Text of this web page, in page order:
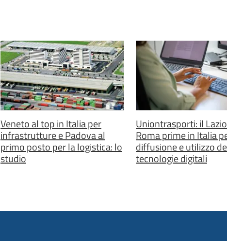
Veneto al top in Italia per
infrastrutture e Padova al
primo posto per la logistica: lo
studio
Uniontrasporti: il
Roma prime in Italia
diffusione e utilizzo
tecnologie digitali